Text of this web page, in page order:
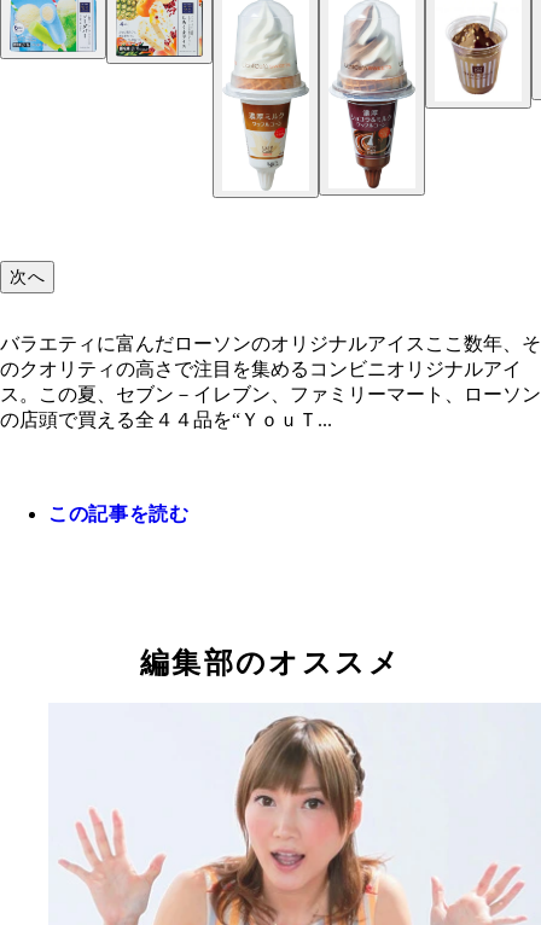
バラエティに富んだローソンのオリジナルアイス
３種のチョコレートバー ３０ｍｌ×１２本 ２６
４種の甘熟フルーツバー ４４ｍｌ×８本 ２４８
マンゴーミルクワッフルコーン～マンゴーソース
て～ ２４８円
ソーダバー ラムネ＆メロン ６０ｍｌ×６本 ２
しろくまアイス ６５ｍｌ×４本 ２９８円
濃厚ミルクワッフルコーン～ジャージー牛乳使用
１円
濃厚ショコラ＆ミルクワッフルコーン ２４８円
ウチカフェフラッペ チョコレート ２８０円
次へ
バラエティに富んだローソンのオリジナルアイスここ数年、そ
のクオリティの高さで注目を集めるコンビニオリジナルアイ
ス。この夏、セブン－イレブン、ファミリーマート、ローソン
の店頭で買える全４４品を“ＹｏｕＴ...
この記事を読む
編集部のオススメ